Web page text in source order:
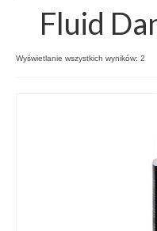
Sklep Daniel Rossario
Fluid
Wyświetlanie wszystkich wyników: 2